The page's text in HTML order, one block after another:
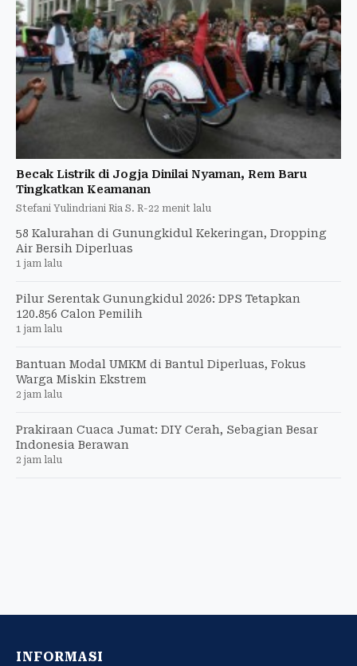
Becak Listrik di Jogja Dinilai Nyaman, Rem Baru
Tingkatkan Keamanan
Stefani Yulindriani Ria S. R-22 menit lalu
58 Kalurahan di Gunungkidul Kekeringan, Dropping
Air Bersih Diperluas
1 jam lalu
Pilur Serentak Gunungkidul 2026: DPS Tetapkan
120.856 Calon Pemilih
1 jam lalu
Bantuan Modal UMKM di Bantul Diperluas, Fokus
Warga Miskin Ekstrem
2 jam lalu
Prakiraan Cuaca Jumat: DIY Cerah, Sebagian Besar
Indonesia Berawan
2 jam lalu
INFORMASI